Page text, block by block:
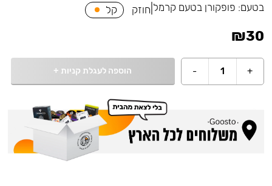
בטעם: פופקורן בטעם קרמל חוזק קל
₪30
+
1
- הוספה לעגלת קניות +